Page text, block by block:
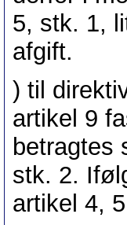
5, stk. 1,
afgift.
) til
artikel 9
betragtes
stk. 2.
artikel 4,